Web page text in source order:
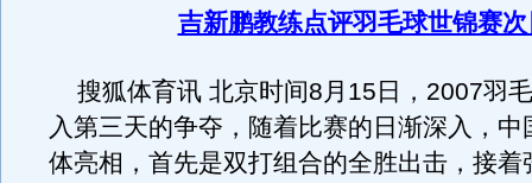
吉新鹏教练点评羽毛球世锦赛次
搜狐体育讯 北京时间8月15日，2007羽
入第三天的争夺，随着比赛的日渐深入，中
体亮相，首先是双打组合的全胜出击，接着